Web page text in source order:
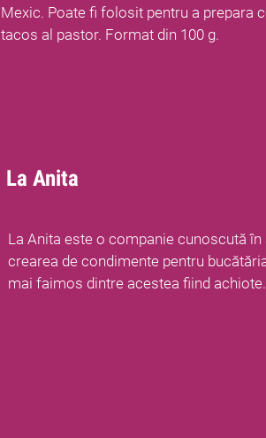
Mexic. Poate fi folosit pentru a prepara
tacos al pastor. Format din 100 g.
La Anita
La Anita este o companie cunoscută în
crearea de condimente pentru
mai faimos dintre acestea fiind achiote.